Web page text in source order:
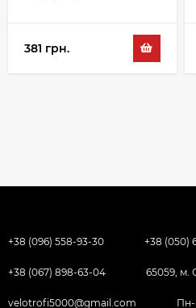
381 грн.
+38 (096) 558-93-30 +38 (050)
+38 (067) 898-63-04 65059, м.
velotrofi5000@gmail.com Пн-